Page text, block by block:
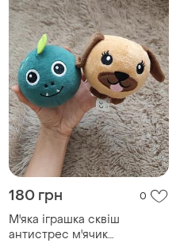
180 грн 0
М'яка іграшка сквіш
антистрес м'ячик